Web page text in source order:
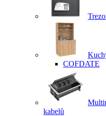
COFDATE
kabelů